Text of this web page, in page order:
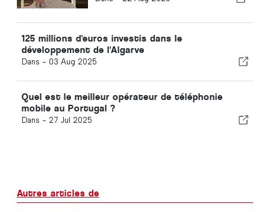
125 millions d'euros investis dans le
développement de l'Algarve
Dans - 03 Aug 2025
Quel est le meilleur opérateur de téléphonie
mobile au Portugal ?
Dans - 27 Jul 2025
Autres articles de